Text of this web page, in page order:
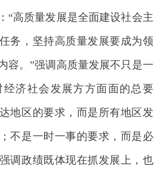
“高质量发展是全面建设社会主
务，坚持高质量发展要成为领
容。”强调高质量发展不只是一
济社会发展方方面面的总要
地区的要求，而是所有地区发
不是一时一事的要求，而是必
调政绩既体现在抓发展上，也